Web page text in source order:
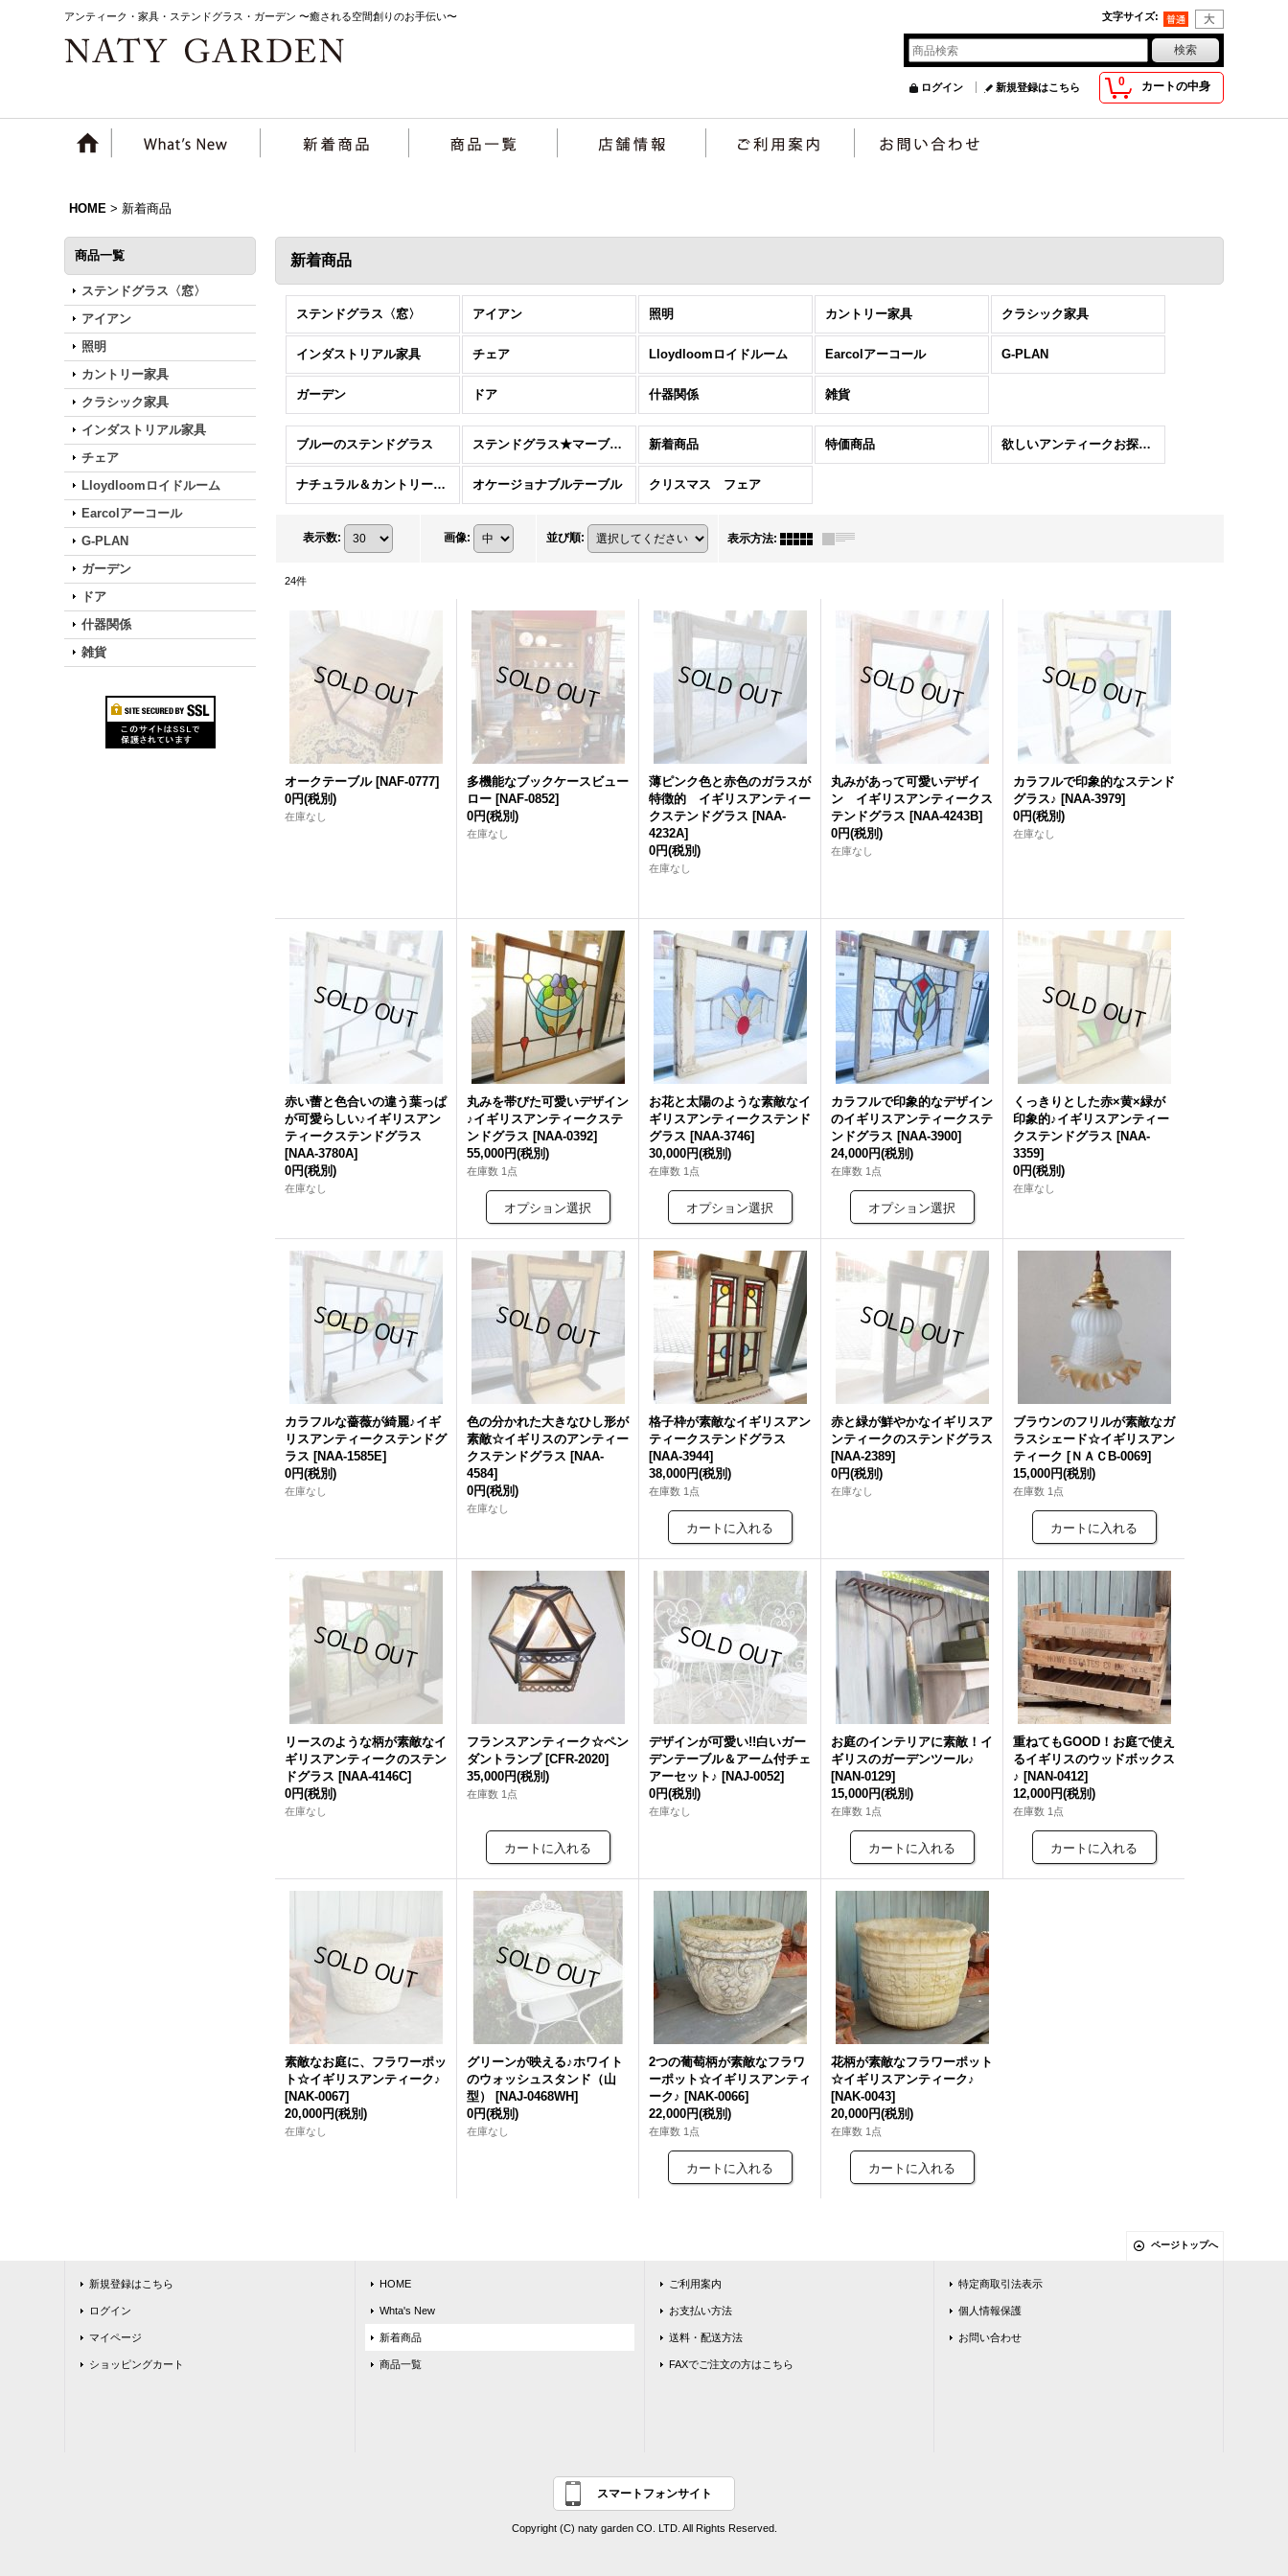
アンティーク・家具・ステンドグラス・ガーデン 〜癒される空間創りのお手伝い〜 文字サイズ:
0 カートの中身
ログイン 新規登録はこちら
HOME > 新着商品
商品一覧
ステンドグラス〈窓〉
アイアン
照明
カントリー家具
クラシック家具
インダストリアル家具
チェア
Lloydloomロイドルーム
Earcolアーコール
G-PLAN
ガーデン
ドア
什器関係
雑貨
新着商品
ステンドグラス〈窓〉 アイアン 照明 カントリー家具 クラシック家具
インダストリアル家具 チェア Lloydloomロイドルーム Earcolアーコール G-PLAN
ガーデン ドア 什器関係 雑貨
ブルーのステンドグラス ステンドグラス★マーブル特集 新着商品 特価商品 欲しいアンティークお探しします
ナチュラル＆カントリースタイル特集 オケージョナブルテーブル クリスマス フェア
表示数: 画像: 並び順: 表示方法:
24件
オークテーブル [NAF-0777]
0円(税別)
在庫なし
多機能なブックケースビュー
ロー [NAF-0852]
0円(税別)
在庫なし
薄ピンク色と赤色のガラスが
特徴的 イギリスアンティー
クステンドグラス [NAA-
4232A]
0円(税別)
在庫なし
丸みがあって可愛いデザイ
ン イギリスアンティークス
テンドグラス [NAA-4243B]
0円(税別)
在庫なし
カラフルで印象的なステンド
グラス♪ [NAA-3979]
0円(税別)
在庫なし
赤い蕾と色合いの違う葉っぱ
が可愛らしい♪イギリスアン
ティークステンドグラス
[NAA-3780A]
0円(税別)
在庫なし
丸みを帯びた可愛いデザイン
♪イギリスアンティークステ
ンドグラス [NAA-0392]
55,000円(税別)
在庫数 1点
お花と太陽のような素敵なイ
ギリスアンティークステンド
グラス [NAA-3746]
30,000円(税別)
在庫数 1点
カラフルで印象的なデザイン
のイギリスアンティークステ
ンドグラス [NAA-3900]
24,000円(税別)
在庫数 1点
くっきりとした赤×黄×緑が
印象的♪イギリスアンティー
クステンドグラス [NAA-
3359]
0円(税別)
在庫なし
カラフルな薔薇が綺麗♪イギ
リスアンティークステンドグ
ラス [NAA-1585E]
0円(税別)
在庫なし
色の分かれた大きなひし形が
素敵☆イギリスのアンティー
クステンドグラス [NAA-
4584]
0円(税別)
在庫なし
格子枠が素敵なイギリスアン
ティークステンドグラス
[NAA-3944]
38,000円(税別)
在庫数 1点
赤と緑が鮮やかなイギリスア
ンティークのステンドグラス
[NAA-2389]
0円(税別)
在庫なし
ブラウンのフリルが素敵なガ
ラスシェード☆イギリスアン
ティーク [ＮＡＣB-0069]
15,000円(税別)
在庫数 1点
リースのような柄が素敵なイ
ギリスアンティークのステン
ドグラス [NAA-4146C]
0円(税別)
在庫なし
フランスアンティーク☆ペン
ダントランプ [CFR-2020]
35,000円(税別)
在庫数 1点
デザインが可愛い!!白いガー
デンテーブル＆アーム付チェ
アーセット♪ [NAJ-0052]
0円(税別)
在庫なし
お庭のインテリアに素敵！イ
ギリスのガーデンツール♪
[NAN-0129]
15,000円(税別)
在庫数 1点
重ねてもGOOD！お庭で使え
るイギリスのウッドボックス
♪ [NAN-0412]
12,000円(税別)
在庫数 1点
素敵なお庭に、フラワーポッ
ト☆イギリスアンティーク♪
[NAK-0067]
20,000円(税別)
在庫なし
グリーンが映える♪ホワイト
のウォッシュスタンド（山
型）
[NAJ-0468WH]
0円(税別)
在庫なし
2つの葡萄柄が素敵なフラワ
ーポット☆イギリスアンティ
ーク♪ [NAK-0066]
22,000円(税別)
在庫数 1点
花柄が素敵なフラワーポット
☆イギリスアンティーク♪
[NAK-0043]
20,000円(税別)
在庫数 1点
ページトップへ
新規登録はこちら
ログイン
マイページ
ショッピングカート
HOME
Whta's New
新着商品
商品一覧
ご利用案内
お支払い方法
送料・配送方法
FAXでご注文の方はこちら
特定商取引法表示
個人情報保護
お問い合わせ
スマートフォンサイト
Copyright (C) naty garden CO. LTD. All Rights Reserved.